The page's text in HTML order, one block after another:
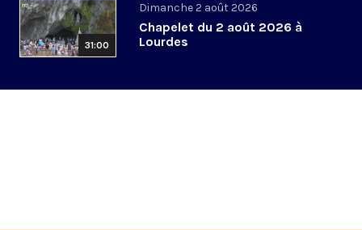
31:00
Dimanche 2 août 2026
Chapelet du 2 août 2026 à
Lourdes